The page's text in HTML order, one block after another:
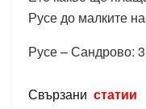
Русе до малките
Русе – Сандрово:
Свързани статии